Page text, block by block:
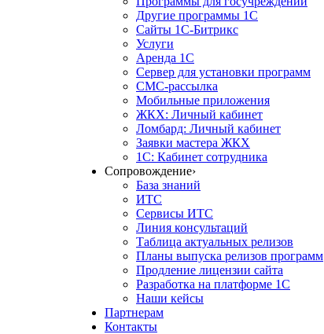
Другие программы 1С
Сайты 1С-Битрикс
Услуги
Аренда 1С
Сервер для установки программ
СМС-рассылка
Мобильные приложения
ЖКХ: Личный кабинет
Ломбард: Личный кабинет
Заявки мастера ЖКХ
1С: Кабинет сотрудника
Сопровождение›
База знаний
ИТС
Сервисы ИТС
Линия консультаций
Таблица актуальных релизов
Планы выпуска релизов программ
Продление лицензии сайта
Разработка на платформе 1С
Наши кейсы
Партнерам
Контакты